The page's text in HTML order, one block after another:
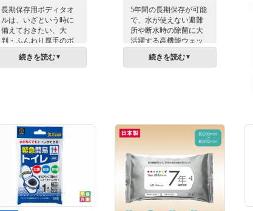
長期保存用ボディタオ
ルは、いざという時に
備えておきたい、大
判・ふんわり厚手のボ
です。水やお湯がなく
備えておきたい防災用
品です。
続きを読む▼
5年間の長期保存が可能
で、水が使えない避難
所や断水時の除菌に大
活躍する高機能ウェッ
BCP研修や自治体の防
ップ部分はロゴやデザ
インの名入れが可能で
続きを読む▼